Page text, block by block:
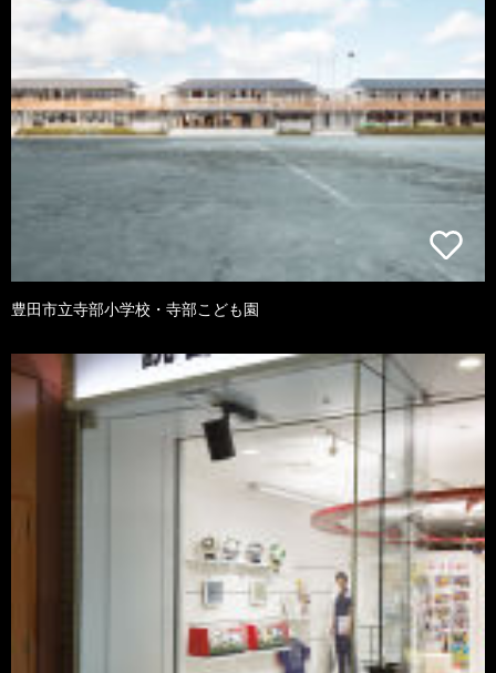
豊田市立寺部小学校・寺部こども園